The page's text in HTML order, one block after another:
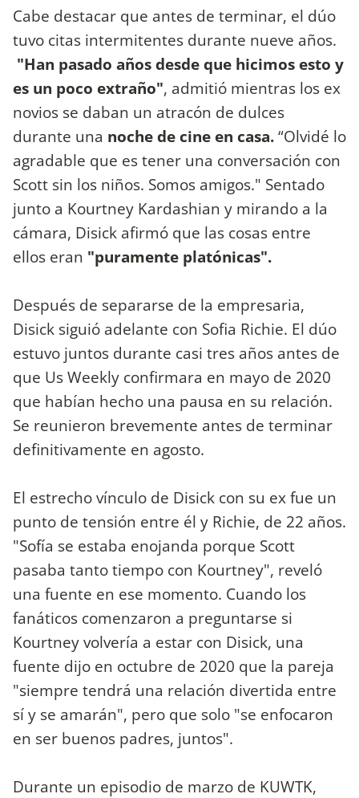
Cabe destacar que antes de terminar, el dúo
tuvo citas intermitentes durante nueve años.
"Han pasado años desde que hicimos esto y
es un poco extraño", admitió mientras los ex
novios se daban un atracón de dulces
durante una noche de cine en casa.“Olvidé lo
agradable que es tener una conversación con
Scott sin los niños. Somos amigos." Sentado
junto a Kourtney Kardashian y mirando a la
cámara, Disick afirmó que las cosas entre
ellos eran "puramente platónicas".
Después de separarse de la empresaria,
Disick siguió adelante con Sofia Richie. El dúo
estuvo juntos durante casi tres años antes de
que Us Weekly confirmara en mayo de 2020
que habían hecho una pausa en su relación.
Se reunieron brevemente antes de terminar
definitivamente en agosto.
El estrecho vínculo de Disick con su ex fue un
punto de tensión entre él y Richie, de 22 años.
"Sofía se estaba enojanda porque Scott
pasaba tanto tiempo con Kourtney", reveló
una fuente en ese momento. Cuando los
fanáticos comenzaron a preguntarse si
Kourtney volvería a estar con Disick, una
fuente dijo en octubre de 2020 que la pareja
"siempre tendrá una relación divertida entre
sí y se amarán", pero que solo "se enfocaron
en ser buenos padres, juntos".
Durante un episodio de marzo de KUWTK,